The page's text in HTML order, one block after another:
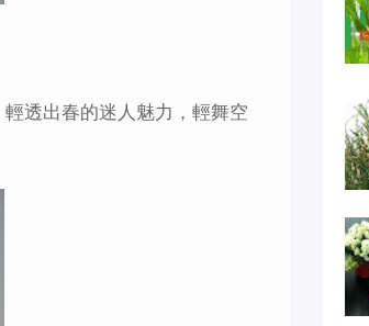
透出春的迷人魅力，輕舞空